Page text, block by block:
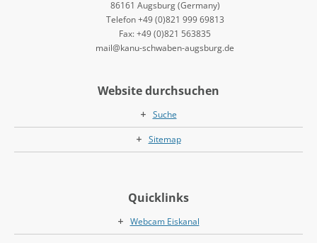
86161 Augsburg (Germany)
Telefon +49 (0)821 999 69813
Fax: +49 (0)821 563835
mail@kanu-schwaben-augsburg.de
Website durchsuchen
Suche
Sitemap
Quicklinks
Webcam Eiskanal